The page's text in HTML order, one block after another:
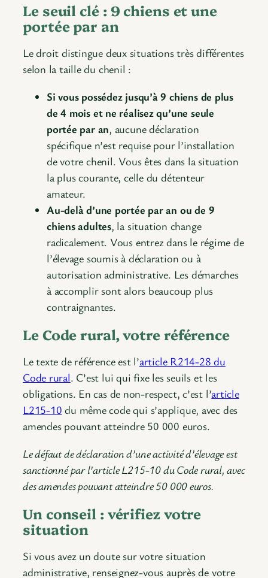
Le seuil clé : 9 chiens et une
portée par an
Le droit distingue deux situations très différentes
selon la taille du chenil :
Si vous possédez jusqu’à 9 chiens de plus
de 4 mois et ne réalisez qu’une seule
portée par an, aucune déclaration
spécifique n’est requise pour l’installation
de votre chenil. Vous êtes dans la situation
la plus courante, celle du détenteur
amateur.
Au-delà d’une portée par an ou de 9
chiens adultes, la situation change
radicalement. Vous entrez dans le régime de
l’élevage soumis à déclaration ou à
autorisation administrative. Les démarches
à accomplir sont alors beaucoup plus
contraignantes.
Le Code rural, votre référence
Le texte de référence est l’article R214-28 du
Code rural. C’est lui qui fixe les seuils et les
obligations. En cas de non-respect, c’est l’article
L215-10 du même code qui s’applique, avec des
amendes pouvant atteindre 50 000 euros.
Le défaut de déclaration d’une activité d’élevage est
sanctionné par l’article L215-10 du Code rural, avec
des amendes pouvant atteindre 50 000 euros.
Un conseil : vérifiez votre
situation
Si vous avez un doute sur votre situation
administrative, renseignez-vous auprès de votre